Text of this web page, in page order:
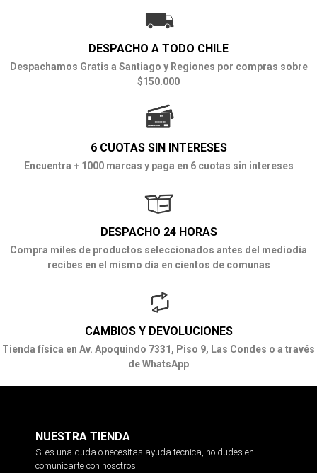
DESPACHO A TODO CHILE
Despachamos Gratis a Santiago y Regiones por compras sobre
$150.000
6 CUOTAS SIN INTERESES
Encuentra + 1000 marcas y paga en 6 cuotas sin intereses
DESPACHO 24 HORAS
Compra miles de productos seleccionados antes del mediodía
recibes en el mismo día en cientos de comunas
CAMBIOS Y DEVOLUCIONES
Tienda física en Av. Apoquindo 7331, Piso 9, Las Condes o a través
de WhatsApp
NUESTRA TIENDA
Si es una duda o necesitas ayuda tecnica, no dudes en
comunicarte con nosotros